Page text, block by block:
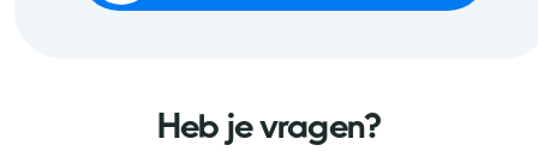
Heb je vragen?